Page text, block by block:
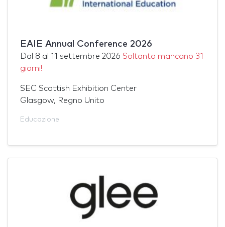
EAIE Annual Conference 2026
Dal 8 al 11 settembre 2026 Soltanto mancano 31
giorni!
SEC Scottish Exhibition Center
Glasgow, Regno Unito
Educazione